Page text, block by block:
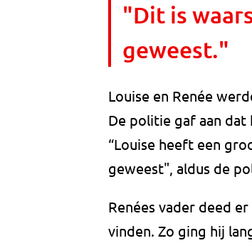
"Dit is
geweest."
Louise en Renée
De politie gaf aan
“Louise heeft een
geweest", aldus de
Renées vader deed
vinden. Zo ging hij